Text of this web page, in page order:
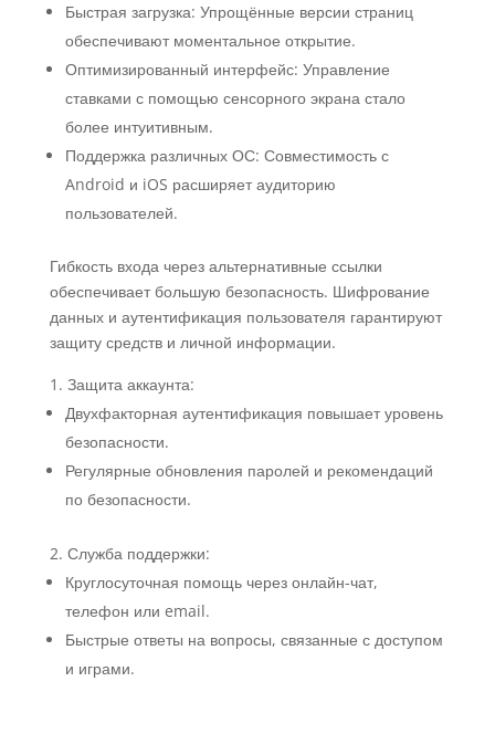
Быстрая загрузка: Упрощённые версии страниц
обеспечивают моментальное открытие.
Оптимизированный интерфейс: Управление
ставками с помощью сенсорного экрана стало
более интуитивным.
Поддержка различных ОС: Совместимость с
Android и iOS расширяет аудиторию
пользователей.
Гибкость входа через альтернативные ссылки
обеспечивает большую безопасность. Шифрование
данных и аутентификация пользователя гарантируют
защиту средств и личной информации.
Защита аккаунта:
Двухфакторная аутентификация повышает уровень
безопасности.
Регулярные обновления паролей и рекомендаций
по безопасности.
Служба поддержки:
Круглосуточная помощь через онлайн-чат,
телефон или email.
Быстрые ответы на вопросы, связанные с доступом
и играми.